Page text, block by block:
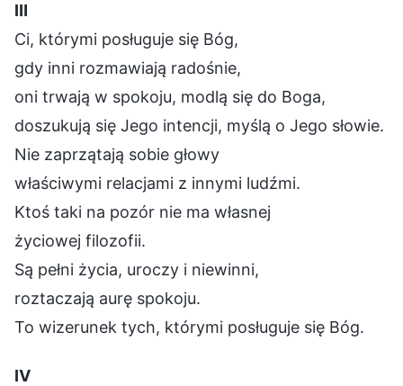
Ⅲ
Ci, którymi posługuje się Bóg,
gdy inni rozmawiają radośnie,
oni trwają w spokoju, modlą się do Boga,
doszukują się Jego intencji, myślą o Jego słowie.
Nie zaprzątają sobie głowy
właściwymi relacjami z innymi ludźmi.
Ktoś taki na pozór nie ma własnej
życiowej filozofii.
Są pełni życia, uroczy i niewinni,
roztaczają aurę spokoju.
To wizerunek tych, którymi posługuje się Bóg.
Ⅳ